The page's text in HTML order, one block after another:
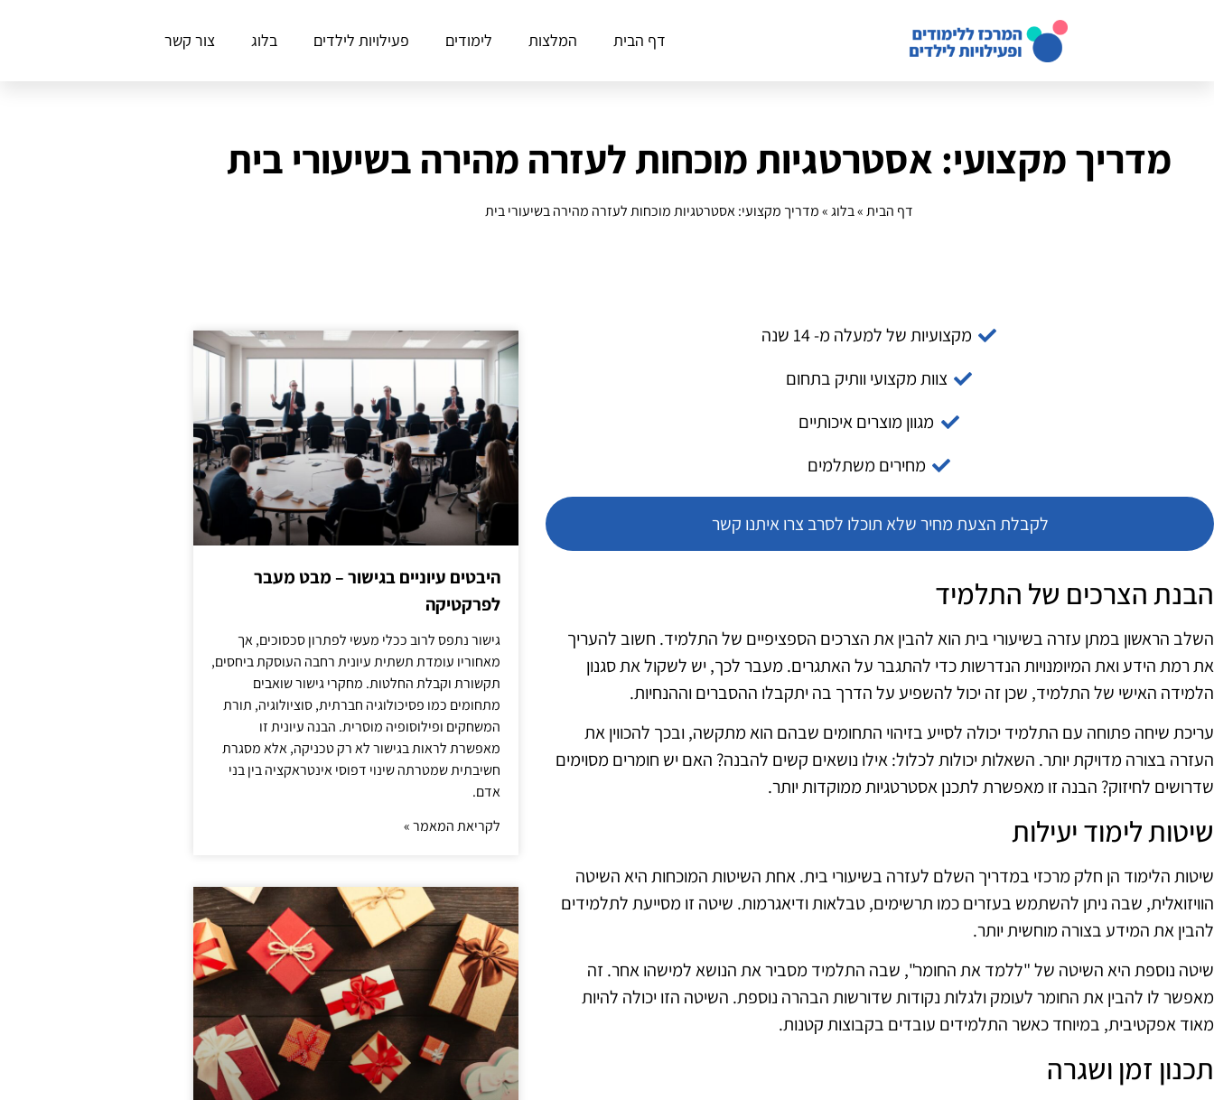
דף הבית המלצות לימודים פעילויות לילדים בלוג צור קשר
מדריך מקצועי: אסטרטגיות מוכחות לעזרה מהירה בשיעורי בית
דף הבית»בלוג»מדריך מקצועי: אסטרטגיות מוכחות לעזרה מהירה בשיעורי בית
מקצועיות של למעלה מ- 14 שנה
צוות מקצועי וותיק בתחום
מגוון מוצרים איכותיים
מחירים משתלמים
לקבלת הצעת מחיר שלא תוכלו לסרב צרו איתנו קשר
הבנת הצרכים של התלמיד
השלב הראשון במתן עזרה בשיעורי בית הוא להבין את הצרכים הספציפיים של התלמיד. חשוב להעריך
את רמת הידע ואת המיומנויות הנדרשות כדי להתגבר על האתגרים. מעבר לכך, יש לשקול את סגנון
הלמידה האישי של התלמיד, שכן זה יכול להשפיע על הדרך בה יתקבלו ההסברים וההנחיות.
עריכת שיחה פתוחה עם התלמיד יכולה לסייע בזיהוי התחומים שבהם הוא מתקשה, ובכך להכווין את
העזרה בצורה מדויקת יותר. השאלות יכולות לכלול: אילו נושאים קשים להבנה? האם יש חומרים מסוימים
שדרושים לחיזוק? הבנה זו מאפשרת לתכנן אסטרטגיות ממוקדות יותר.
שיטות לימוד יעילות
שיטות הלימוד הן חלק מרכזי במדריך השלם לעזרה בשיעורי בית. אחת השיטות המוכחות היא השיטה
הוויזואלית, שבה ניתן להשתמש בעזרים כמו תרשימים, טבלאות ודיאגרמות. שיטה זו מסייעת לתלמידים
להבין את המידע בצורה מוחשית יותר.
שיטה נוספת היא השיטה של "ללמד את החומר", שבה התלמיד מסביר את הנושא למישהו אחר. זה
מאפשר לו להבין את החומר לעומק ולגלות נקודות שדורשות הבהרה נוספת. השיטה הזו יכולה להיות
מאוד אפקטיבית, במיוחד כאשר התלמידים עובדים בקבוצות קטנות.
תכנון זמן ושגרה
היבטים עיוניים בגישור – מבט מעבר
לפרקטיקה
גישור נתפס לרוב ככלי מעשי לפתרון סכסוכים, אך
מאחוריו עומדת תשתית עיונית רחבה העוסקת ביחסים,
תקשורת וקבלת החלטות. מחקרי גישור שואבים
מתחומים כמו פסיכולוגיה חברתית, סוציולוגיה, תורת
המשחקים ופילוסופיה מוסרית. הבנה עיונית זו
מאפשרת לראות בגישור לא רק טכניקה, אלא מסגרת
חשיבתית שמטרתה שינוי דפוסי אינטראקציה בין בני
אדם.
לקריאת המאמר »